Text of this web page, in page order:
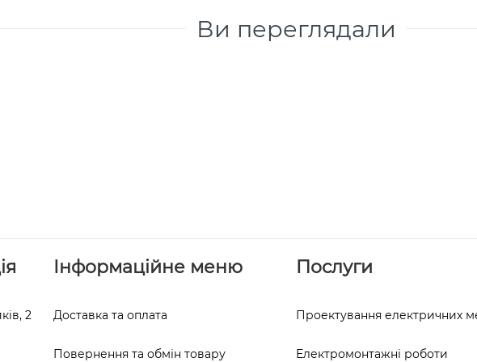
Ви переглядали
2
Інформаційне меню
Доставка та оплата
Повернення та обмін товару
Послуги
Проектування електричних
Електромонтажні роботи